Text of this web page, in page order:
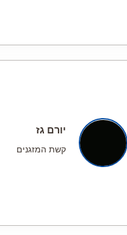
יורם גז
קשת המזגנים